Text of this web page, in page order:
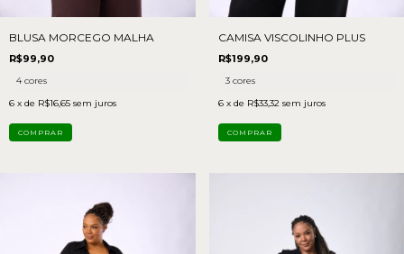
BLUSA MORCEGO MALHA
R$99,90
4 cores
6 x de R$16,65 sem juros
COMPRAR
CAMISA VISCOLINHO PLUS
R$199,90
3 cores
6 x de R$33,32 sem juros
COMPRAR